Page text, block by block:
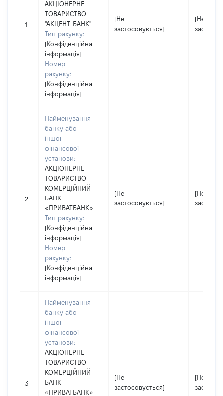
1
АКЦІОНЕРНЕ
ТОВАРИСТВО
"АКЦЕНТ-БАНК"
Тип рахунку:
[Конфіденційна
інформація]
Номер
рахунку:
[Конфіденційна
інформація]
[Не
застосовується]
[Не
2
Найменування
банку або
іншої
фінансової
установи:
АКЦІОНЕРНЕ
ТОВАРИСТВО
КОМЕРЦІЙНИЙ
БАНК
«ПРИВАТБАНК»
Тип рахунку:
[Конфіденційна
інформація]
Номер
рахунку:
[Конфіденційна
інформація]
[Не
застосовується]
[Не
3
Найменування
банку або
іншої
фінансової
установи:
АКЦІОНЕРНЕ
ТОВАРИСТВО
КОМЕРЦІЙНИЙ
БАНК
«ПРИВАТБАНК»
[Не
застосовується]
[Не